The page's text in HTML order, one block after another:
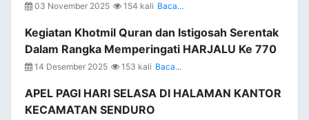
03 November 2025 154 kali Baca...
Kegiatan Khotmil Quran dan Istigosah Serentak
Dalam Rangka Memperingati HARJALU Ke 770
14 Desember 2025 153 kali Baca...
APEL PAGI HARI SELASA DI HALAMAN KANTOR
KECAMATAN SENDURO